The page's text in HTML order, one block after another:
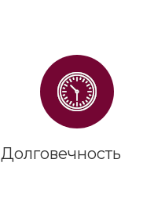
Долговечность